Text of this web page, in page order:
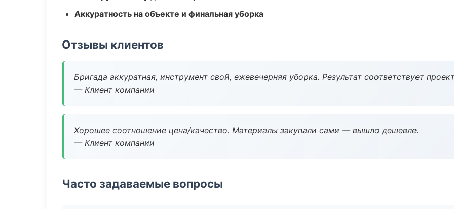
Аккуратность на объекте и финальная уборка
Отзывы клиентов
Бригада аккуратная, инструмент свой, ежевечерняя уборка. Результат соответствует
— Клиент компании
Хорошее соотношение цена/качество. Материалы закупали сами — вышло дешевле.
— Клиент компании
Часто задаваемые вопросы